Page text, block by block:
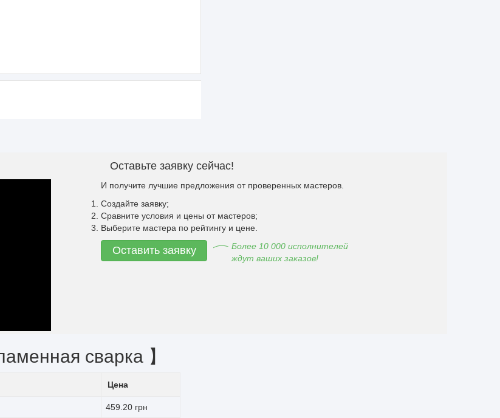
Оставьте заявку сейчас!
И получите лучшие предложения от проверенных мастеров.
Создайте заявку;
Сравните условия и цены от мастеров;
Выберите мастера по рейтингу и цене.
Оставить заявку
Более 10 000 исполнителей
ждут ваших заказов!
сварка 】
Цена
459.20 грн